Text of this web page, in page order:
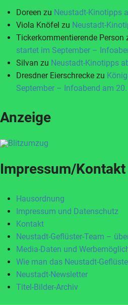
Doreen zu Neustadt-Kinotipps
Viola Knöfel zu Neustadt-
Tickerkommentierende Person
startet im September –
Silvan zu Neustadt-Kinotipps
Dresdner Eierschrecke zu
September – Infoabend am
Anzeige
Impressum/Kontakt
Hausordnung
Impressum und Datenschutz
Kontakt
Neustadt-Geflüster-Team –
Media-Daten und
Wie man das Neustadt-
Neustadt-Newsletter
Titel-Bilder-Archiv